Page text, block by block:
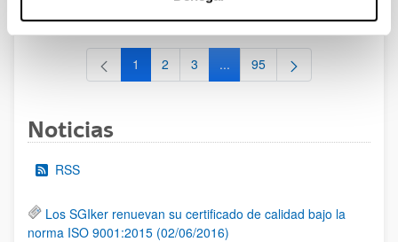
al 30/07/2026 (ambos incluídos)
Página
1 Página
2 Página
3 ...Páginas intermedias Use TAB
Página
95
Noticias
RSS
Los SGIker renuevan su certificado de calidad bajo la
norma ISO 9001:2015 (02/06/2016)